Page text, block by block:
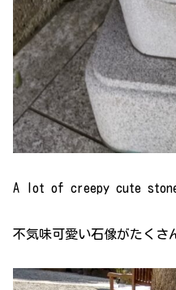
A lot of creepy cute
不気味可愛い石像がたくさ